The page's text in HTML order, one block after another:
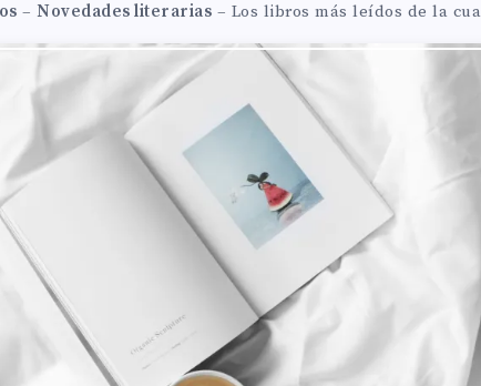
– Novedades literarias – Los libros más leídos de la